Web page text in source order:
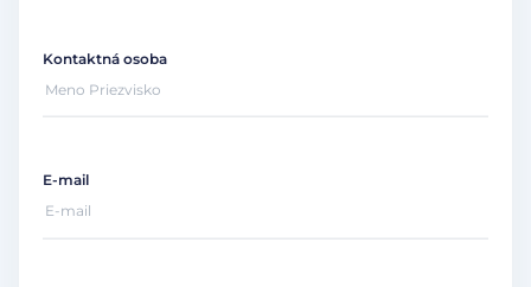
Kontaktná osoba
E-mail